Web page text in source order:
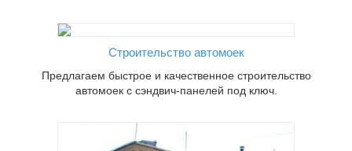
Строительство автомоек
Предлагаем быстрое и качественное строительство
автомоек с сэндвич-панелей под ключ.